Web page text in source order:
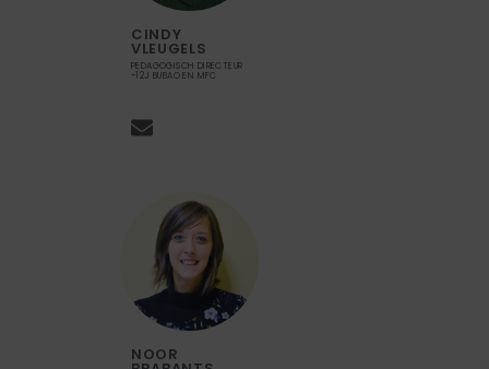
CINDY
VLEUGELS
PEDAGOGISCH DIRECTEUR
-12J BUBAO EN MFC
NOOR